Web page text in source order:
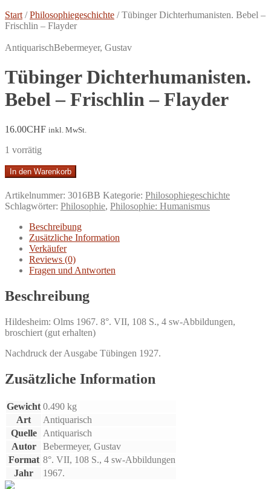
Start /Philosophiegeschichte /Tübinger Dichterhumanisten. Bebel –
Frischlin – Flayder
AntiquarischBebermeyer, Gustav
Tübinger Dichterhumanisten.
Bebel – Frischlin – Flayder
16.00CHF inkl. MwSt.
1 vorrätig
Tübinger
Dichterhumanisten.
Bebel
-
Frischlin
Flayder
Menge
In den Warenkorb
Artikelnummer: 3016BB Kategorie: Philosophiegeschichte
Schlagwörter: Philosophie, Philosophie: Humanismus
Beschreibung
Zusätzliche Information
Verkäufer
Reviews (0)
Fragen und Antworten
Beschreibung
Hildesheim: Olms 1967. 8°. VII, 108 S., 4 sw-Abbildungen,
broschiert (gut erhalten)
Nachdruck der Ausgabe Tübingen 1927.
Zusätzliche Information
Gewicht 0.490 kg
Art
Antiquarisch
Quelle
Antiquarisch
Autor
Bebermeyer, Gustav
Format 8°. VII, 108 S., 4 sw-Abbildungen
Jahr
1967.